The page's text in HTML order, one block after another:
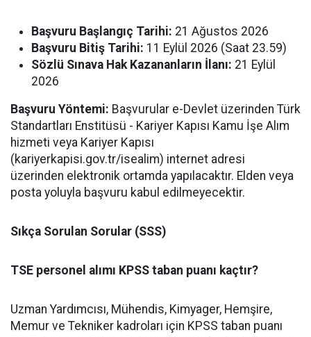
Başvuru Başlangıç Tarihi: 21 Ağustos 2026
Başvuru Bitiş Tarihi: 11 Eylül 2026 (Saat 23.59)
Sözlü Sınava Hak Kazananların İlanı: 21 Eylül
2026
Başvuru Yöntemi: Başvurular e-Devlet üzerinden Türk
Standartları Enstitüsü - Kariyer Kapısı Kamu İşe Alım
hizmeti veya Kariyer Kapısı
(kariyerkapisi.gov.tr/isealim) internet adresi
üzerinden elektronik ortamda yapılacaktır. Elden veya
posta yoluyla başvuru kabul edilmeyecektir.
Sıkça Sorulan Sorular (SSS)
TSE personel alımı KPSS taban puanı kaçtır?
Uzman Yardımcısı, Mühendis, Kimyager, Hemşire,
Memur ve Tekniker kadroları için KPSS taban puanı